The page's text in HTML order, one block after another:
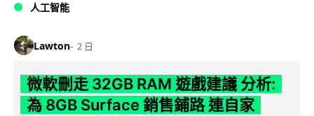
人工智能
Lawton 2 日
微軟刪走 32GB RAM 遊戲建議 分析:
為 8GB Surface 銷售鋪路 連自家